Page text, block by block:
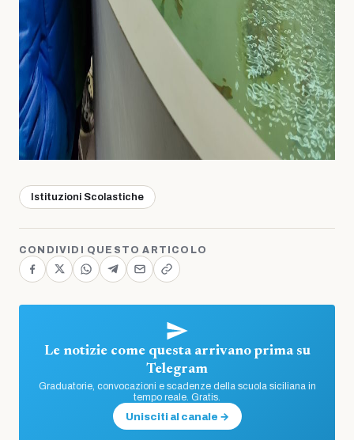
Istituzioni Scolastiche
CONDIVIDI QUESTO ARTICOLO
Le notizie come questa arrivano prima su
Telegram
Graduatorie, convocazioni e scadenze della scuola siciliana in
tempo reale. Gratis.
Unisciti al canale →